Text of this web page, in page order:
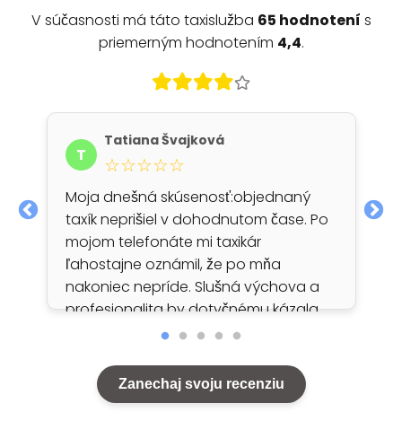
V súčasnosti má táto taxislužba 65 hodnotení s
priemerným hodnotením 4,4.
T
Tatiana Švajková
☆☆☆☆☆
Moja dnešná skúsenosť:objednaný
taxík neprišiel v dohodnutom čase. Po
mojom telefonáte mi taxikár
ľahostajne oznámil, že po mňa
nakoniec nepríde. Slušná výchova a
profesionalita by dotyčnému kázala
zabezpečiť náhradné vozidlo, alebo
ospravedlniť sa. Ak táto firma nebude
náročnejšia pri výbere svojich
Zanechaj svoju recenziu